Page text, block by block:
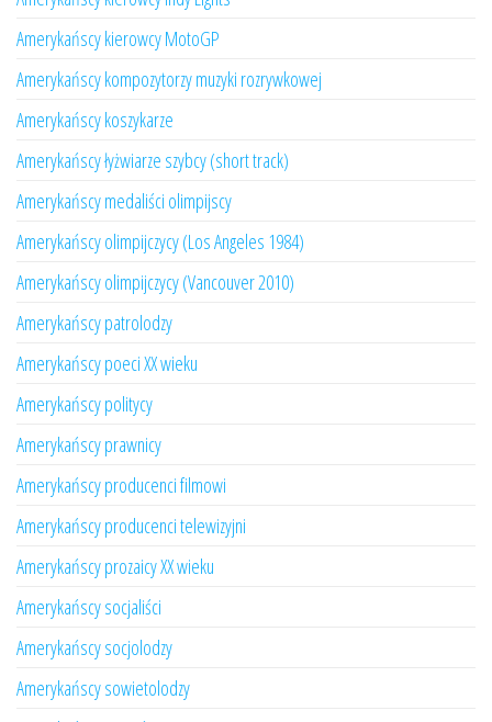
Amerykańscy kierowcy MotoGP
Amerykańscy kompozytorzy muzyki rozrywkowej
Amerykańscy koszykarze
Amerykańscy łyżwiarze szybcy (short track)
Amerykańscy medaliści olimpijscy
Amerykańscy olimpijczycy (Los Angeles 1984)
Amerykańscy olimpijczycy (Vancouver 2010)
Amerykańscy patrolodzy
Amerykańscy poeci XX wieku
Amerykańscy politycy
Amerykańscy prawnicy
Amerykańscy producenci filmowi
Amerykańscy producenci telewizyjni
Amerykańscy prozaicy XX wieku
Amerykańscy socjaliści
Amerykańscy socjolodzy
Amerykańscy sowietolodzy